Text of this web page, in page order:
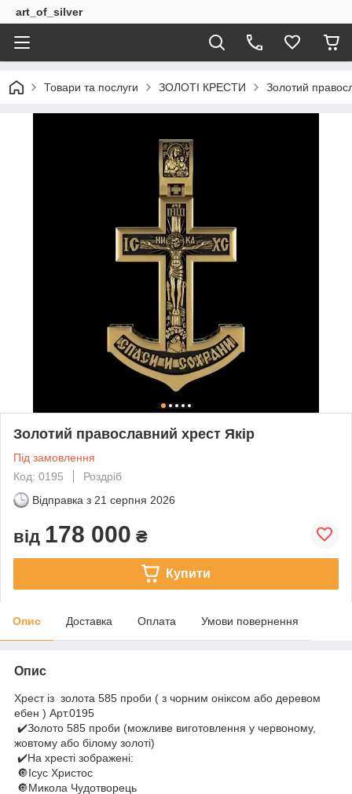
art_of_silver
Товари та послуги ЗОЛОТІ КРЕСТИ Золотий
Золотий православний хрест Якір
Під замовлення
Код: 0195
Роздріб
Відправка з 21 серпня 2026
від 178 000 ₴
Купити
Опис Доставка Оплата Умови повернення
Опис
Хрест із золота 585 проби ( з чорним оніксом або деревом
ебен ) Арт.0195
✔️Золото 585 проби (можливе виготовлення у червоному,
жовтому або білому золоті)
✔️На хресті зображені:
🔘Ісус Христос
🔘Микола Чудотворець